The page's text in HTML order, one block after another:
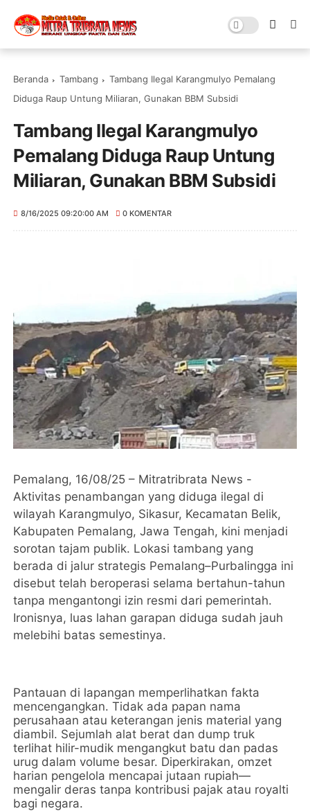
Beranda Tambang
Tambang Ilegal Karangmulyo Pemalang
Diduga Raup Untung Miliaran, Gunakan BBM Subsidi
Tambang Ilegal Karangmulyo
Pemalang Diduga Raup Untung
Miliaran, Gunakan BBM Subsidi
8/16/2025 09:20:00 AM 0 KOMENTAR
Pemalang, 16/08/25 – Mitratribrata News -
Aktivitas penambangan yang diduga ilegal di
wilayah Karangmulyo, Sikasur, Kecamatan Belik,
Kabupaten Pemalang, Jawa Tengah, kini menjadi
sorotan tajam publik. Lokasi tambang yang
berada di jalur strategis Pemalang–Purbalingga ini
disebut telah beroperasi selama bertahun-tahun
tanpa mengantongi izin resmi dari pemerintah.
Ironisnya, luas lahan garapan diduga sudah jauh
melebihi batas semestinya.
Pantauan di lapangan memperlihatkan fakta
mencengangkan. Tidak ada papan nama
perusahaan atau keterangan jenis material yang
diambil. Sejumlah alat berat dan dump truk
terlihat hilir-mudik mengangkut batu dan padas
urug dalam volume besar. Diperkirakan, omzet
harian pengelola mencapai jutaan rupiah—
mengalir deras tanpa kontribusi pajak atau royalti
bagi negara.